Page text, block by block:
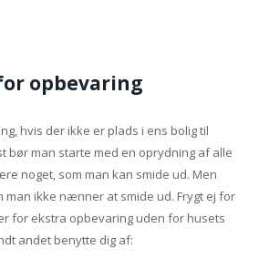
opbevaring
hvis der ikke er plads i ens bolig til
bør man starte med en oprydning af alle
noget, som man kan smide ud. Men
man ikke nænner at smide ud. Frygt ej for
for ekstra opbevaring uden for husets
andet benytte dig af: